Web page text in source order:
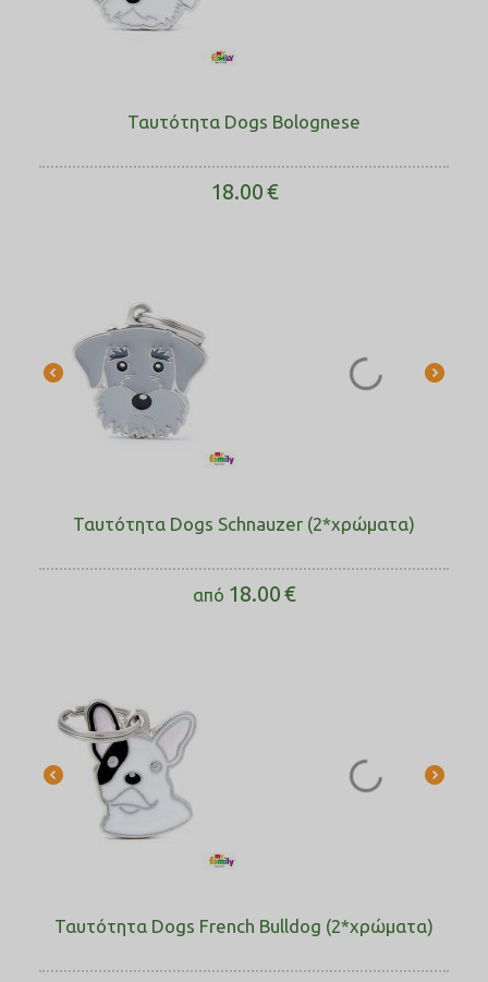
Ταυτότητα Dogs Bolognese
18.00€
Ταυτότητα Dogs Schnauzer (2*χρώματα)
από 18.00€
Ταυτότητα Dogs French Bulldog (2*χρώματα)